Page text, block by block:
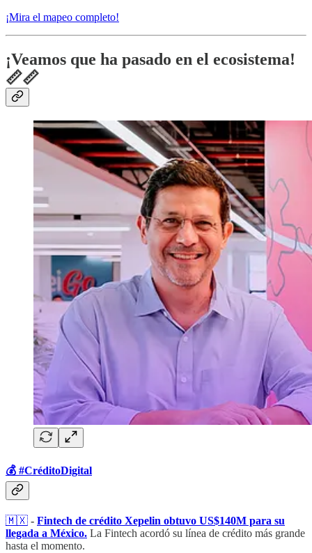
¡Mira el mapeo completo!
¡Veamos que ha pasado en el ecosistema!
📏📏
💰​ #CréditoDigital
🇲🇽 - Fintech de crédito Xepelin obtuvo US$140M para su
llegada a México. La Fintech acordó su línea de crédito más grande
hasta el momento.